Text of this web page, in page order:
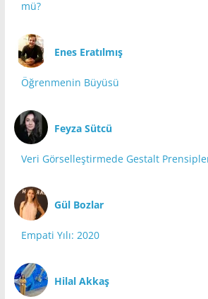
mü?
Enes Eratılmış
Öğrenmenin Büyüsü
Feyza Sütcü
Veri Görselleştirmede Gestalt
Gül Bozlar
Empati Yılı: 2020
Hilal Akkaş